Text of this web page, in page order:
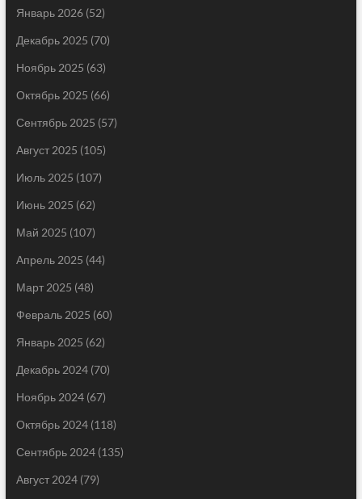
Январь 2026(52)
Декабрь 2025 (70)
Ноябрь 2025 (63)
Октябрь 2025 (66)
Сентябрь 2025 (57)
Август 2025 (105)
Июль 2025 (107)
Июнь 2025 (62)
Май 2025 (107)
Апрель 2025 (44)
Март 2025 (48)
Февраль 2025 (60)
Январь 2025 (62)
Декабрь 2024(70)
Ноябрь 2024(67)
Октябрь 2024(118)
Сентябрь 2024(135)
Август 2024(79)